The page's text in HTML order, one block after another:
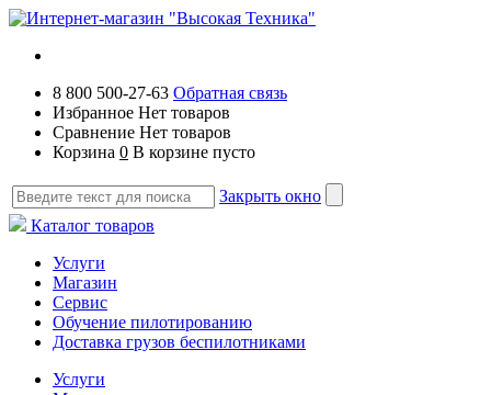
8 800 500-27-63 Обратная связь
Избранное Нет товаров
Сравнение Нет товаров
Корзина 0 В корзине пусто
Закрыть окно
Каталог товаров
Услуги
Магазин
Сервис
Обучение пилотированию
Доставка грузов беспилотниками
Услуги